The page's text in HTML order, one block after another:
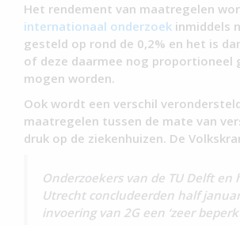
Het rendement van maatregelen
internationaal onderzoek inmiddels
gesteld op rond de 0,2% en het is
of deze daarmee nog proportioneel
mogen worden.
Ook wordt een verschil
maatregelen tussen de mate van
druk op de ziekenhuizen. De
Onderzoekers van de TU Delft en
Utrecht concludeerden half
invoering van 2G een ‘zeer